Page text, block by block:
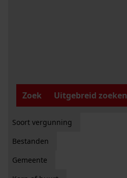
Zoek
Uitgebreid zoeken
Soort vergunning
Bestanden
Gemeente